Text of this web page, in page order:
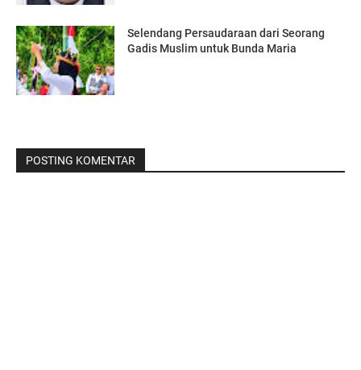
Selendang Persaudaraan dari Seorang
Gadis Muslim untuk Bunda Maria
POSTING KOMENTAR